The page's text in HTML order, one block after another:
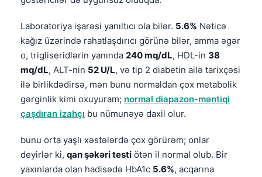
Laboratoriya işarəsi yanıltıcı ola bilər. 5.6% Nəticə
kağız üzərində rahatlaşdırıcı görünə bilər, amma əgər
o, trigliseridlərin yanında 240 mq/dL, HDL-in 38
mq/dL, ALT-nin 52 U/L, və tip 2 diabetin ailə tarixçəsi
ilə birlikdədirsə, mən bunu normaldan çox metabolik
gərginlik kimi oxuyuram; normal diapazon-məntiqi
çaşdıran izahçı bu nümunəyə daxil olur.
bunu orta yaşlı xəstələrdə çox görürəm; onlar
deyirlər ki, qan şəkəri testi ötən il normal olub. Bir
yaxınlarda olan hadisədə HbA1c 5.6%, acqarına